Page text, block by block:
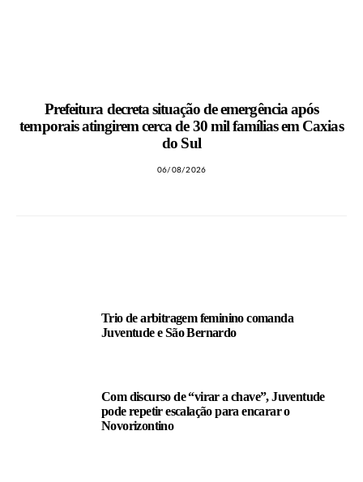
Prefeitura decreta situação de emergência após
temporais atingirem cerca de 30 mil famílias em Caxias
do Sul
06/08/2026
Trio de arbitragem feminino comanda
Juventude e São Bernardo
Com discurso de “virar a chave”, Juventude
pode repetir escalação para encarar o
Novorizontino